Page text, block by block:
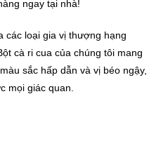
ngay tại nhà!
các loại gia vị thượng hạng
cà ri cua của chúng tôi mang
sắc hấp dẫn và vị béo ngậy,
mọi giác quan.